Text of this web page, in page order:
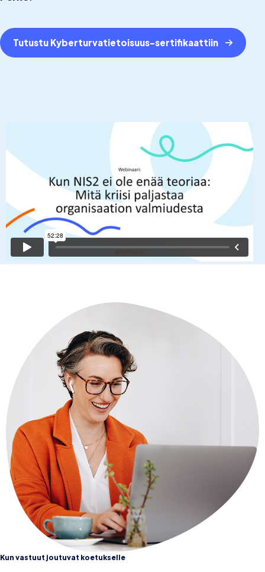
Tutustu Kyberturvatietoisuus-sertifikaattiin
Kun vastuut joutuvat koetukselle